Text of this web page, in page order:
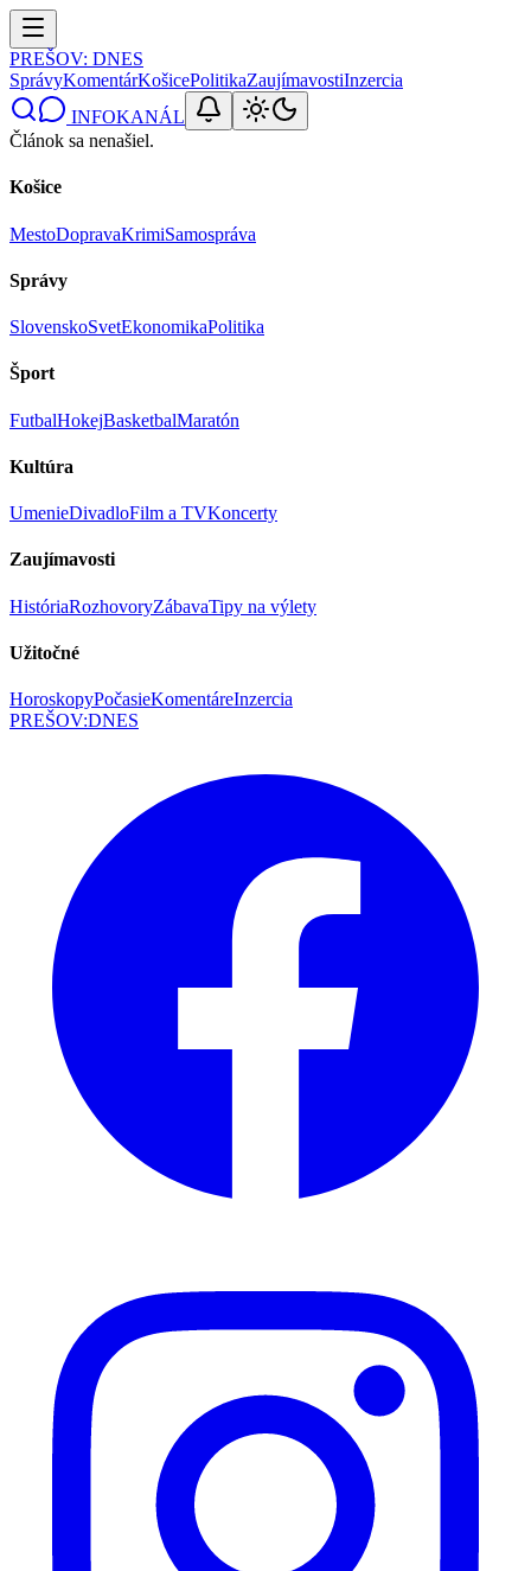
PREŠOV: DNES
SprávyKomentárKošicePolitikaZaujímavostiInzercia
INFOKANÁL
Článok sa nenašiel.
Košice
MestoDopravaKrimiSamospráva
Správy
SlovenskoSvetEkonomikaPolitika
Šport
FutbalHokejBasketbalMaratón
Kultúra
UmenieDivadloFilm a TVKoncerty
Zaujímavosti
HistóriaRozhovoryZábavaTipy na výlety
Užitočné
HoroskopyPočasieKomentáreInzercia
PREŠOV:DNES